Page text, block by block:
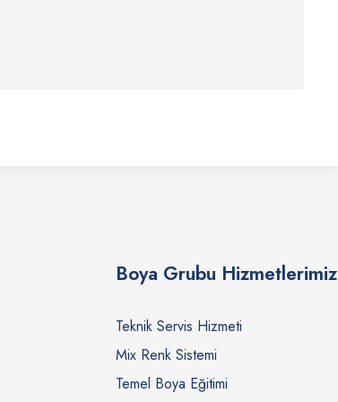
Boya Grubu Hizmetlerimiz
Teknik Servis Hizmeti
Mix Renk Sistemi
Temel Boya Eğitimi